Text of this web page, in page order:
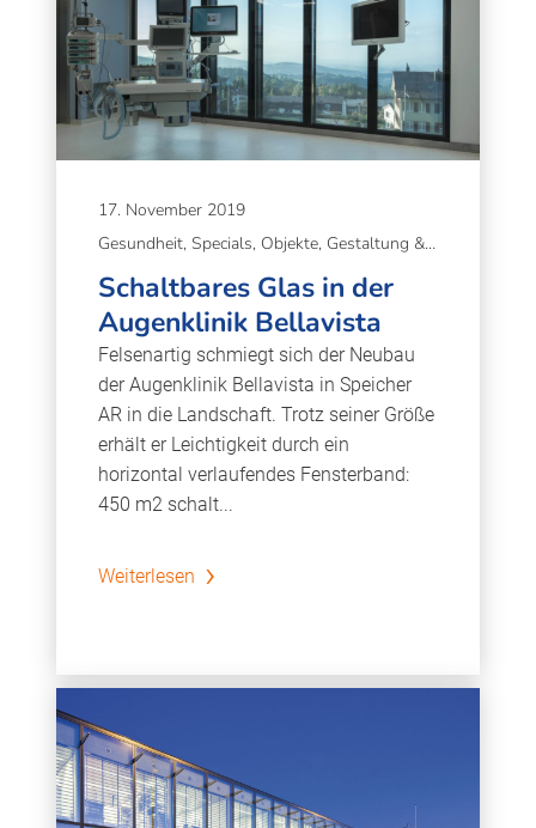
17. November 2019
Gesundheit, Specials, Objekte, Gestaltung & Gesundheit, Tageslicht & Wohlbefinden
Schaltbares Glas in der
Augenklinik Bellavista
Felsenartig schmiegt sich der Neubau
der Augenklinik Bellavista in Speicher
AR in die Landschaft. Trotz seiner Größe
erhält er Leichtigkeit durch ein
horizontal verlaufendes Fensterband:
450 m2 schalt...
Weiterlesen